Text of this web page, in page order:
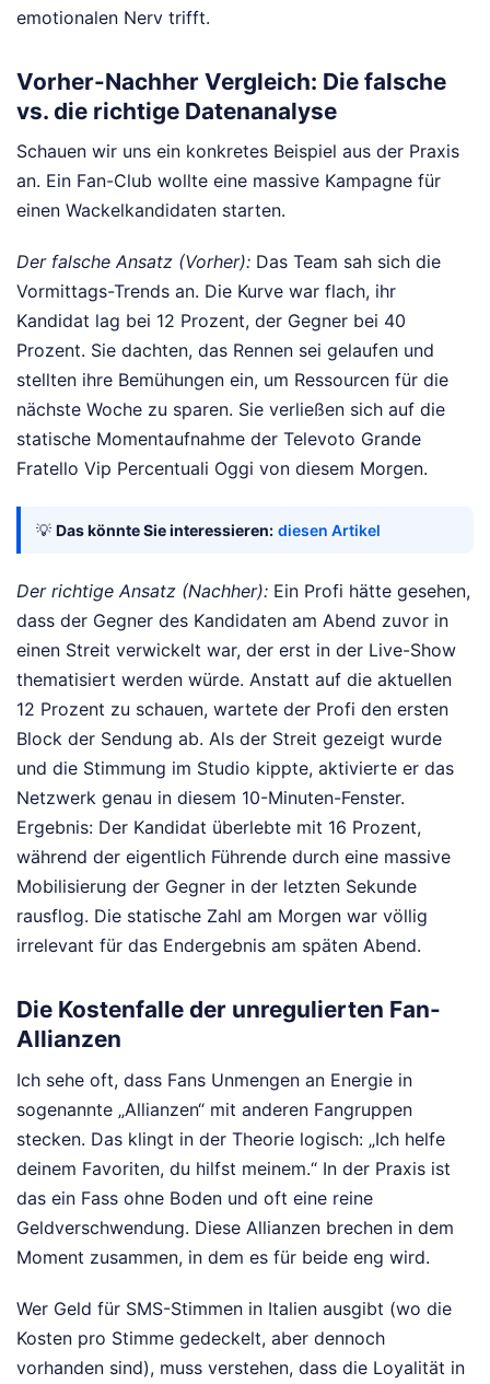
emotionalen Nerv trifft.
Vorher-Nachher Vergleich: Die falsche
vs. die richtige Datenanalyse
Schauen wir uns ein konkretes Beispiel aus der Praxis
an. Ein Fan-Club wollte eine massive Kampagne für
einen Wackelkandidaten starten.
Der falsche Ansatz (Vorher): Das Team sah sich die
Vormittags-Trends an. Die Kurve war flach, ihr
Kandidat lag bei 12 Prozent, der Gegner bei 40
Prozent. Sie dachten, das Rennen sei gelaufen und
stellten ihre Bemühungen ein, um Ressourcen für die
nächste Woche zu sparen. Sie verließen sich auf die
statische Momentaufnahme der Televoto Grande
Fratello Vip Percentuali Oggi von diesem Morgen.
💡 Das könnte Sie interessieren: diesen Artikel
Der richtige Ansatz (Nachher): Ein Profi hätte gesehen,
dass der Gegner des Kandidaten am Abend zuvor in
einen Streit verwickelt war, der erst in der Live-Show
thematisiert werden würde. Anstatt auf die aktuellen
12 Prozent zu schauen, wartete der Profi den ersten
Block der Sendung ab. Als der Streit gezeigt wurde
und die Stimmung im Studio kippte, aktivierte er das
Netzwerk genau in diesem 10-Minuten-Fenster.
Ergebnis: Der Kandidat überlebte mit 16 Prozent,
während der eigentlich Führende durch eine massive
Mobilisierung der Gegner in der letzten Sekunde
rausflog. Die statische Zahl am Morgen war völlig
irrelevant für das Endergebnis am späten Abend.
Die Kostenfalle der unregulierten Fan-
Allianzen
Ich sehe oft, dass Fans Unmengen an Energie in
sogenannte „Allianzen“ mit anderen Fangruppen
stecken. Das klingt in der Theorie logisch: „Ich helfe
deinem Favoriten, du hilfst meinem.“ In der Praxis ist
das ein Fass ohne Boden und oft eine reine
Geldverschwendung. Diese Allianzen brechen in dem
Moment zusammen, in dem es für beide eng wird.
Wer Geld für SMS-Stimmen in Italien ausgibt (wo die
Kosten pro Stimme gedeckelt, aber dennoch
vorhanden sind), muss verstehen, dass die Loyalität in